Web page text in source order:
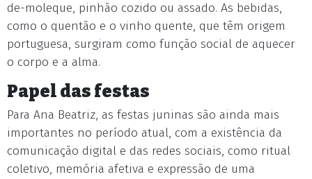
de-moleque, pinhão cozido ou assado. As bebidas,
como o quentão e o vinho quente, que têm origem
portuguesa, surgiram como função social de aquecer
o corpo e a alma.
Papel das festas
Para Ana Beatriz, as festas juninas são ainda mais
importantes no período atual, com a existência da
comunicação digital e das redes sociais, como ritual
coletivo, memória afetiva e expressão de uma